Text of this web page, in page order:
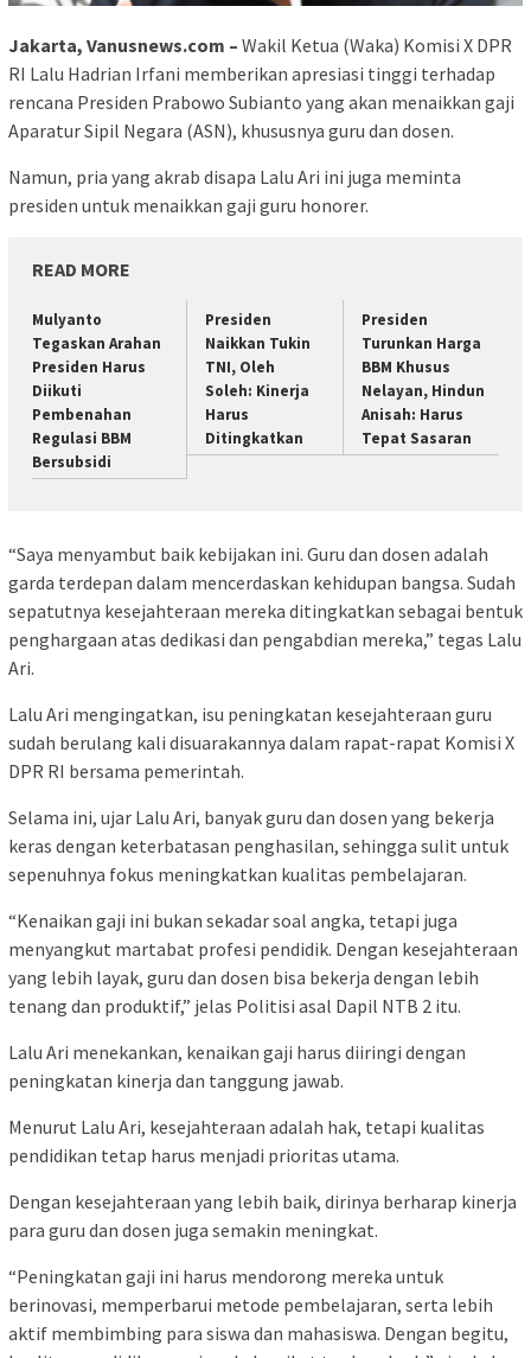
Jakarta, Vanusnews.com – Wakil Ketua (Waka) Komisi X DPR
RI Lalu Hadrian Irfani memberikan apresiasi tinggi terhadap
rencana Presiden Prabowo Subianto yang akan menaikkan gaji
Aparatur Sipil Negara (ASN), khususnya guru dan dosen.
Namun, pria yang akrab disapa Lalu Ari ini juga meminta
presiden untuk menaikkan gaji guru honorer.
READ MORE
Mulyanto
Tegaskan Arahan
Presiden Harus
Diikuti
Pembenahan
Regulasi BBM
Bersubsidi
Presiden
Naikkan Tukin
TNI, Oleh
Soleh: Kinerja
Harus
Ditingkatkan
Presiden
Turunkan Harga
BBM Khusus
Nelayan, Hindun
Anisah: Harus
Tepat Sasaran
“Saya menyambut baik kebijakan ini. Guru dan dosen adalah
garda terdepan dalam mencerdaskan kehidupan bangsa. Sudah
sepatutnya kesejahteraan mereka ditingkatkan sebagai bentuk
penghargaan atas dedikasi dan pengabdian mereka,” tegas Lalu
Ari.
Lalu Ari mengingatkan, isu peningkatan kesejahteraan guru
sudah berulang kali disuarakannya dalam rapat-rapat Komisi X
DPR RI bersama pemerintah.
Selama ini, ujar Lalu Ari, banyak guru dan dosen yang bekerja
keras dengan keterbatasan penghasilan, sehingga sulit untuk
sepenuhnya fokus meningkatkan kualitas pembelajaran.
“Kenaikan gaji ini bukan sekadar soal angka, tetapi juga
menyangkut martabat profesi pendidik. Dengan kesejahteraan
yang lebih layak, guru dan dosen bisa bekerja dengan lebih
tenang dan produktif,” jelas Politisi asal Dapil NTB 2 itu.
Lalu Ari menekankan, kenaikan gaji harus diiringi dengan
peningkatan kinerja dan tanggung jawab.
Menurut Lalu Ari, kesejahteraan adalah hak, tetapi kualitas
pendidikan tetap harus menjadi prioritas utama.
Dengan kesejahteraan yang lebih baik, dirinya berharap kinerja
para guru dan dosen juga semakin meningkat.
“Peningkatan gaji ini harus mendorong mereka untuk
berinovasi, memperbarui metode pembelajaran, serta lebih
aktif membimbing para siswa dan mahasiswa. Dengan begitu,